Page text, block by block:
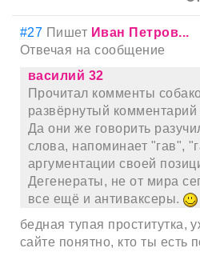
#27 Пишет Иван Петров...
Отвечая на сообщение
василий 32
Прочитал комменты
развёрнутый
Да они же говорить
слова, напоминает "гав",
аргументации своей
Дегенераты, не от мира
все ещё и антиваксеры.
бедная тупая проститутка,
сайте понятно, кто ты есть